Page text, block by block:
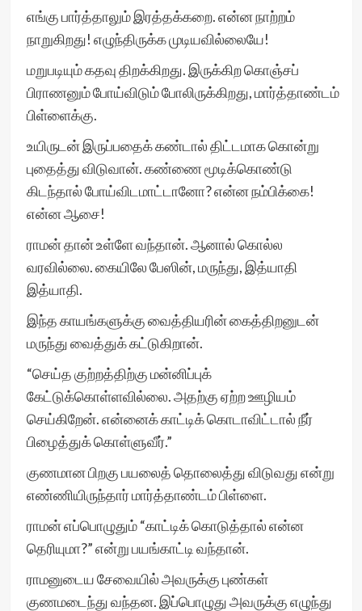
எங்கு பார்த்தாலும் இரத்தக்கறை. என்ன நாற்றம்
நாறுகிறது! எழுந்திருக்க முடியவில்லையே!
மறுபடியும் கதவு திறக்கிறது. இருக்கிற கொஞ்சப்
பிராணனும் போய்விடும் போலிருக்கிறது, மார்த்தாண்டம்
பிள்ளைக்கு.
உயிருடன் இருப்பதைக் கண்டால் திட்டமாக கொன்று
புதைத்து விடுவான். கண்ணை மூடிக்கொண்டு
கிடந்தால் போய்விடமாட்டானோ? என்ன நம்பிக்கை!
என்ன ஆசை!
ராமன் தான் உள்ளே வந்தான். ஆனால் கொல்ல
வரவில்லை. கையிலே பேஸின், மருந்து, இத்யாதி
இத்யாதி.
இந்த காயங்களுக்கு வைத்தியரின் கைத்திறனுடன்
மருந்து வைத்துக் கட்டுகிறான்.
“செய்த குற்றத்திற்கு மன்னிப்புக்
கேட்டுக்கொள்ளவில்லை. அதற்கு ஏற்ற ஊழியம்
செய்கிறேன். என்னைக் காட்டிக் கொடாவிட்டால் நீர்
பிழைத்துக் கொள்ளுவீர்.”
குணமான பிறகு பயலைத் தொலைத்து விடுவது என்று
எண்ணியிருந்தார் மார்த்தாண்டம் பிள்ளை.
ராமன் எப்பொழுதும் “காட்டிக் கொடுத்தால் என்ன
தெரியுமா?” என்று பயங்காட்டி வந்தான்.
ராமனுடைய சேவையில் அவருக்கு புண்கள்
குணமடைந்து வந்தன. இப்பொழுது அவருக்கு எழுந்து